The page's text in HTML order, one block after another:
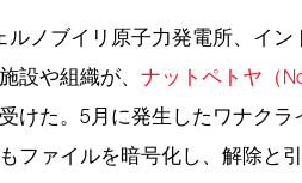
ルノブイリ原子力発電所、イ
設や組織が、 ナットペトヤ（
けた。5月に発生したワナクラ
ファイルを暗号化し、解除と